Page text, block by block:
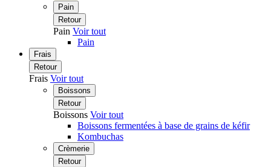
Pain
Retour
Pain Voir tout
Pain
Frais
Retour
Frais Voir tout
Boissons
Retour
Boissons Voir tout
Boissons fermentées à base de grains de kéfir
Kombuchas
Crèmerie
Retour